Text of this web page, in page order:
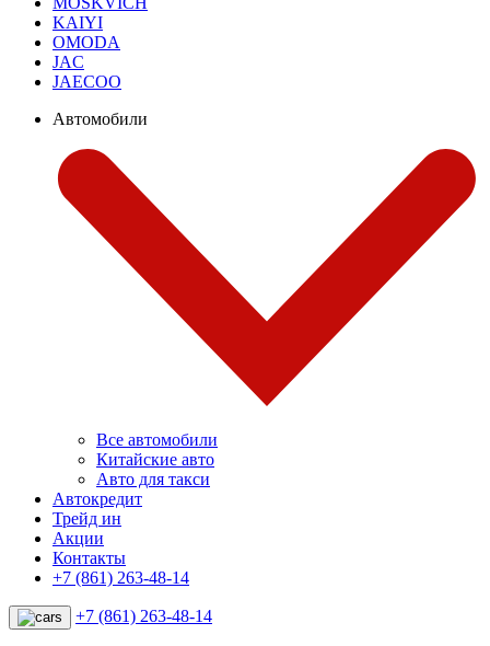
KAIYI
OMODA
JAC
JAECOO
Автомобили
Все автомобили
Китайские авто
Авто для такси
Автокредит
Трейд ин
Акции
Контакты
+7 (861) 263-48-14
+7 (861) 263-48-14